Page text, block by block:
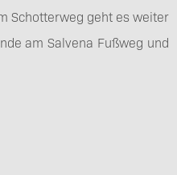
Schotterweg geht es weiter
am Salvena Fußweg und